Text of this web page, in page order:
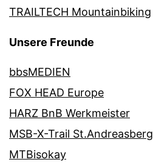
TRAILTECH Mountainbiking
Unsere Freunde
bbsMEDIEN
FOX HEAD Europe
HARZ BnB Werkmeister
MSB-X-Trail St.Andreasberg
MTBisokay